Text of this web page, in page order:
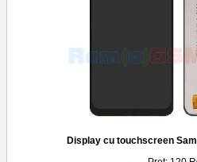
Display cu touchscreen